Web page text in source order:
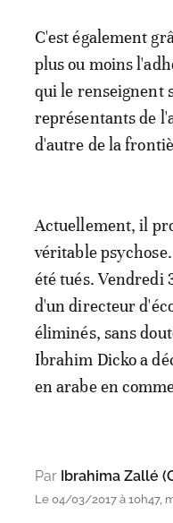
C'est également
plus ou moins
qui le renseignent
représentants de
d'autre de la
Actuellement, il
véritable
été tués. Vendredi
d'un directeur
éliminés, sans
Ibrahim Dicko a
en arabe en
Par Ibrahima Zallé
Le 04/03/2017 à 10h47,